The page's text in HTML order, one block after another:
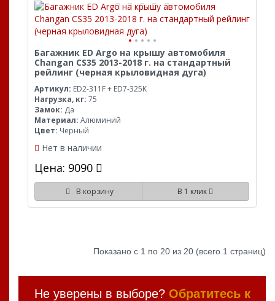
Багажник ED Argo на крышу автомобиля
Changan CS35 2013-2018 г. на стандартный
рейлинг (черная крыловидная дуга)
Артикул: ED2-311F + ED7-325K
Нагрузка, кг: 75
Замок: Да
Материал: Алюминий
Цвет: Черный
Нет в наличии
Цена: 9090
В корзину В 1 клик
Показано с 1 по 20 из 20 (всего 1 страниц)
Не уверены в выборе? Обратитесь к